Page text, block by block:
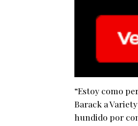
“Estoy como
Barack a
hundido por